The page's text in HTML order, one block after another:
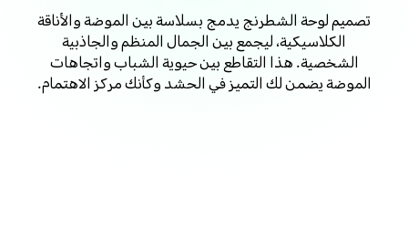
تصميم لوحة الشطرنج يدمج بسلاسة بين الموضة والأناقة
الكلاسيكية، ليجمع بين الجمال المنظم والجاذبية
الشخصية. هذا التقاطع بين حيوية الشباب واتجاهات
الموضة يضمن لك التميز في الحشد وكأنك مركز الاهتمام.